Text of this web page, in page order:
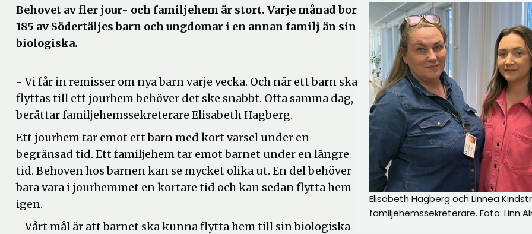
Elisabeth Hagberg och Linnea
familjehemssekreterare. Foto: Linn
Behovet av fler jour- och familjehem är stort. Varje månad bor
185 av Södertäljes barn och ungdomar i en annan familj än sin
biologiska.
- Vi får in remisser om nya barn varje vecka. Och när ett barn ska
flyttas till ett jourhem behöver det ske snabbt. Ofta samma dag,
berättar familjehemssekreterare Elisabeth Hagberg.
Ett jourhem tar emot ett barn med kort varsel under en
begränsad tid. Ett familjehem tar emot barnet under en längre
tid. Behoven hos barnen kan se mycket olika ut. En del behöver
bara vara i jourhemmet en kortare tid och kan sedan flytta hem
igen.
- Vårt mål är att barnet ska kunna flytta hem till sin biologiska